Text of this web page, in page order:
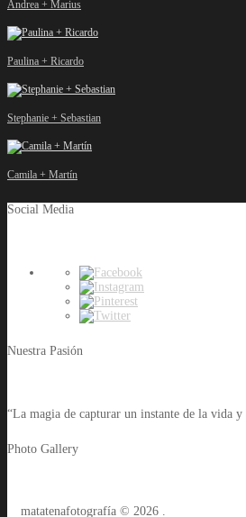
Andrea + Marius
Paulina + Ricardo
Stephanie + Sebastian
Camila + Martín
Social Media
Nuestra Pasión
“La magia de capturar un instante de la vida y
Photo Gallery
matatenafotografía © 2026 .